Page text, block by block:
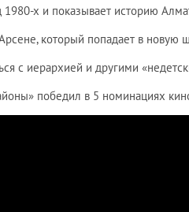
1980-х и показывает историю
который попадает в новую
с иерархией и другими
победил в 5 номинациях